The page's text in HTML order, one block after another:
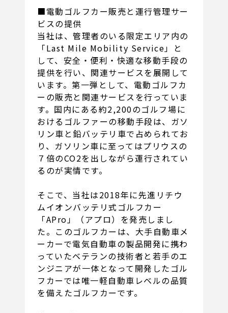
■電動ゴルフカー販売と運行管理サー
ビスの提供
当社は、管理者のいる限定エリア内の
「Last Mile Mobility Service」と
して、安全・便利・快適な移動手段の
提供を行い、関連サービスを展開して
います。第一弾として、電動ゴルフカ
ーの販売と関連サービスを行っていま
す。国内にある約2,200のゴルフ場に
おけるゴルファーの移動手段は、ガソ
リン車と鉛バッテリ車で占められてお
り、ガソリン車に至ってはプリウスの
７倍のCO2を出しながら運行されてい
るのが実情です。
そこで、当社は2018年に先進リチウ
ムイオンバッテリ式ゴルフカー
「APro」（アプロ）を発売しまし
た。このゴルフカーは、大手自動車メ
ーカーで電気自動車の製品開発に携わ
っていたベテランの技術者と若手のエ
ンジニアが一体となって開発したゴル
フカーでは唯一軽自動車レベルの品質
を備えたゴルフカーです。